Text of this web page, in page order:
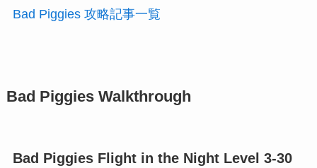
Bad Piggies 攻略記事一覧
Bad Piggies Walkthrough
Bad Piggies Flight in the Night Level 3-30